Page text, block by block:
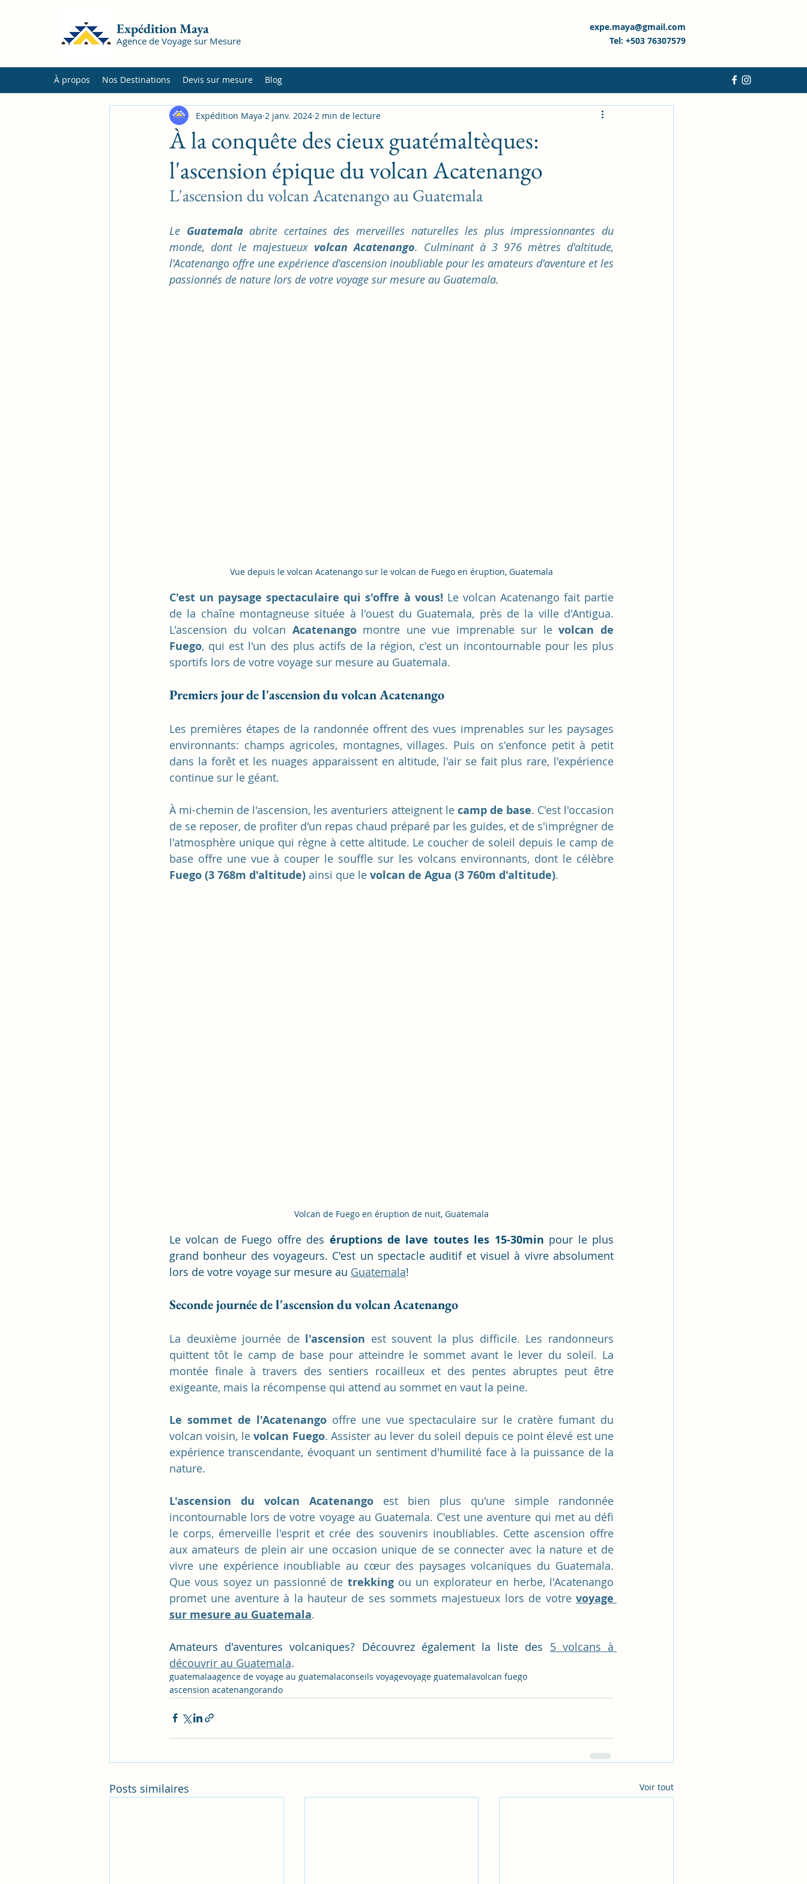
Expédition Maya
Agence de Voyage sur Mesure
expe.maya@gmail.com
Tel: +503 76307579
À propos Nos Destinations Devis sur mesure Blog
À la conquête des cieux guatémaltèques:
l'ascension épique du volcan Acatenango
Expédition Maya 2 janv. 2024 2 min de lecture
L'ascension du volcan Acatenango au Guatemala
Le Guatemala abrite certaines des merveilles naturelles les plus impressionnantes du
monde, dont le majestueux volcan Acatenango. Culminant à 3 976 mètres d'altitude,
l'Acatenango offre une expérience d'ascension inoubliable pour les amateurs d'aventure et les
passionnés de nature lors de votre voyage sur mesure au Guatemala.
Vue depuis le volcan Acatenango sur le volcan de Fuego en éruption, Guatemala
C'est un paysage spectaculaire qui s'offre à vous! Le volcan Acatenango fait partie
de la chaîne montagneuse située à l'ouest du Guatemala, près de la ville d'Antigua.
L'ascension du volcan Acatenango montre une vue imprenable sur le volcan de
Fuego, qui est l'un des plus actifs de la région, c'est un incontournable pour les plus
sportifs lors de votre voyage sur mesure au Guatemala.
Premiers jour de l'ascension du volcan Acatenango
Les premières étapes de la randonnée offrent des vues imprenables sur les paysages
environnants: champs agricoles, montagnes, villages. Puis on s'enfonce petit à petit
dans la forêt et les nuages apparaissent en altitude, l'air se fait plus rare, l'expérience
continue sur le géant.
À mi-chemin de l'ascension, les aventuriers atteignent le camp de base. C'est l'occasion
de se reposer, de profiter d'un repas chaud préparé par les guides, et de s'imprégner de
l'atmosphère unique qui règne à cette altitude. Le coucher de soleil depuis le camp de
Fuego (3 768m d'altitude) ainsi que le volcan de Agua (3 760m d'altitude).
Volcan de Fuego en éruption de nuit, Guatemala
Le volcan de Fuego offre des éruptions de lave toutes les 15-30min pour le plus
grand bonheur des voyageurs. C'est un spectacle auditif et visuel à vivre absolument
lors de votre voyage sur mesure au Guatemala!
Seconde journée de l'ascension du volcan Acatenango
La deuxième journée de l'ascension est souvent la plus difficile. Les randonneurs
quittent tôt le camp de base pour atteindre le sommet avant le lever du soleil. La
montée finale à travers des sentiers rocailleux et des pentes abruptes peut être
exigeante, mais la récompense qui attend au sommet en vaut la peine.
Le sommet de l'Acatenango offre une vue spectaculaire sur le cratère fumant du
volcan voisin, le volcan Fuego. Assister au lever du soleil depuis ce point élevé est une
expérience transcendante, évoquant un sentiment d'humilité face à la puissance de la
nature.
L'ascension du volcan Acatenango est bien plus qu'une simple randonnée
incontournable lors de votre voyage au Guatemala. C'est une aventure qui met au défi
le corps, émerveille l'esprit et crée des souvenirs inoubliables. Cette ascension offre
aux amateurs de plein air une occasion unique de se connecter avec la nature et de
vivre une expérience inoubliable au cœur des paysages volcaniques du Guatemala.
Que vous soyez un passionné de trekking ou un explorateur en herbe, l'Acatenango
promet une aventure à la hauteur de ses sommets majestueux lors de votre voyage
sur mesure au Guatemala.
Amateurs d'aventures volcaniques? Découvrez également la liste des 5 volcans à
découvrir au Guatemala.
guatemalaagence de voyage au guatemalaconseils voyagevoyage guatemalavolcan fuego
ascension acatenangorando
Posts similaires Voir tout